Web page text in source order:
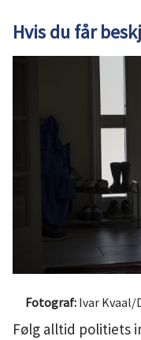
Hvis du får
Ivar Kvaal/
Følg alltid politiets